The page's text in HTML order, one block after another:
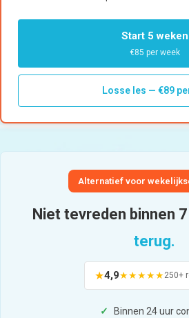
Start 5 weken
€85 per week
Losse les — €89
Alternatief voor
Niet tevreden binnen
terug.
★4,9★★★★★250+
✓ Binnen 24 uur